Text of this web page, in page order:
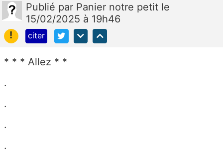
Publié par Panier notre petit le
15/02/2025 à 19h46
!
citer
* * * Allez * *
.
.
.
.